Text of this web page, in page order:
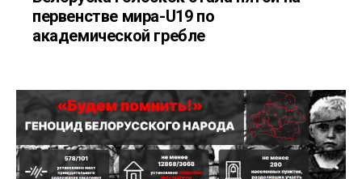
первенстве мира-U19 по
академической гребле